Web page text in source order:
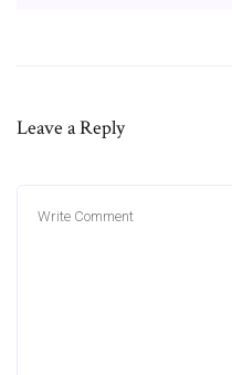
Leave a Reply